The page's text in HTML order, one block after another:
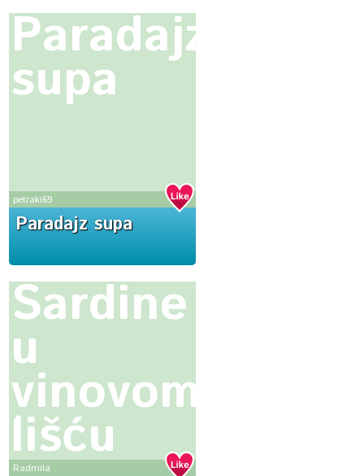
Paradajz
supa
petraki69
Paradajz supa
Sardine
u
vinovom
lišću
Radmila